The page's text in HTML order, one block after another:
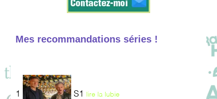
Mes recommandations séries !
1 S1 lire la lubie